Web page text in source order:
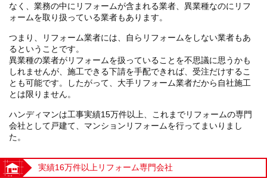
なく、業務の中にリフォームが含まれる業者、異業種なのにリフ
ォームを取り扱っている業者もあります。
つまり、リフォーム業者には、自らリフォームをしない業者もあ
るということです。
異業種の業者がリフォームを扱っていることを不思議に思うかも
しれませんが、施工できる下請を手配できれば、受注だけするこ
とも可能です。したがって、大手リフォーム業者だから自社施工
とは限りません。
ハンディマンは工事実績15万件以上、これまでリフォームの専門
会社として戸建て、マンションリフォームを行ってまいりまし
た。
実績16万件以上リフォーム専門会社